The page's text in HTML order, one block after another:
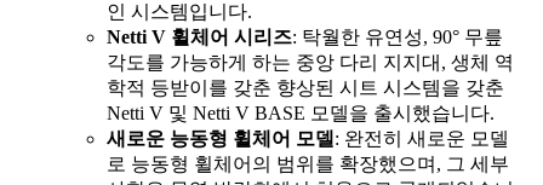
인 시스템입니다.
Netti V 휠체어 시리즈: 탁월한 유연성, 90° 무릎
각도를 가능하게 하는 중앙 다리 지지대, 생체 역
학적 등받이를 갖춘 향상된 시트 시스템을 갖춘
Netti V 및 Netti V BASE 모델을 출시했습니다.
새로운 능동형 휠체어 모델 : 완전히 새로운 모델
로 능동형 휠체어의 범위를 확장했으며, 그 세부